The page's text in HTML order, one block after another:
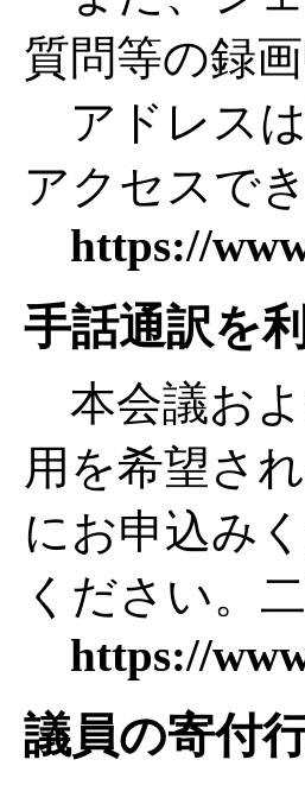
質問等の録
アドレスは
アクセスで
https://
手話通訳を
本会議およ
用を希望さ
にお申込み
ください。
https://
議員の寄付